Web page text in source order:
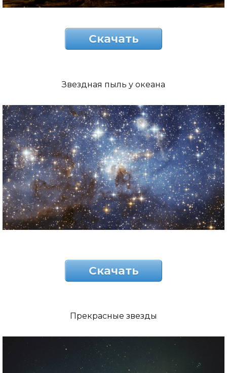
Скачать
Звездная пыль у океана
Скачать
Прекрасные звезды